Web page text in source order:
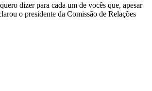
dizer para cada um de vocês que, apesar
o presidente da Comissão de Relações